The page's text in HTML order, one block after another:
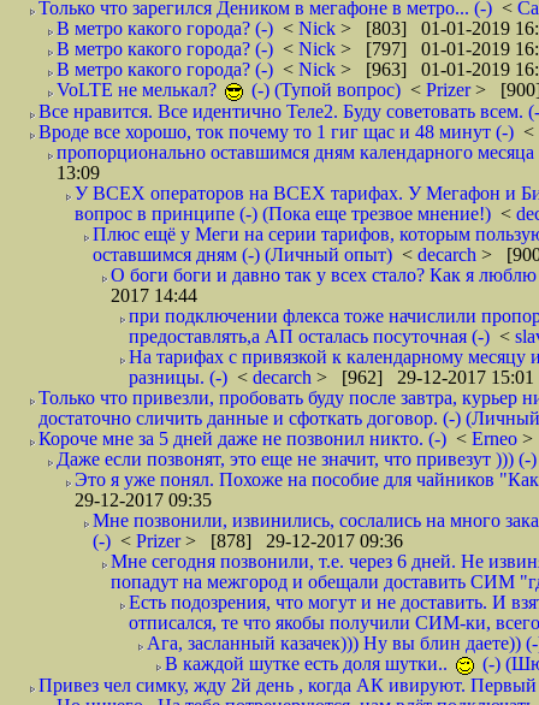
Только что зарегился Деником в мегафоне в метро... (-) <
В метро какого города? (-) < Nick > [803] 01-01-2019
В метро какого города? (-) < Nick > [797] 01-01-2019
В метро какого города? (-) < Nick > [963] 01-01-2019
VoLTE не мелькал?
(-) (Тупой вопрос) < Prizer>
Все нравится. Все идентично Теле2. Буду советовать всем.
Вроде все хорошо, ток почему то 1 гиг щас и 48 минут (-) <
пропорционально оставшимся дням календарного
13:09
У ВСЕХ операторов на ВСЕХ тарифах. У Мегафон и Би
вопрос в принципе (-) (Пока еще трезвое мнение!) <
Плюс ещё у Меги на серии тарифов, которым
оставшимся дням (-) (Личный опыт) < decarch >
О боги боги и давно так у всех стало? Как я
2017 14:44
при подключении флекса тоже начислили
предоставлять,а АП осталась посуточная (-) <
На тарифах с привязкой к календарному
разницы. (-) < decarch > [962] 29-12-2017 15:01
Только что привезли, пробовать буду после завтра,
достаточно сличить данные и сфоткать договор. (-)
Короче мне за 5 дней даже не позвонил никто. (-) < Erneo >
Даже если позвонят, это еще не значит, что привезут ))) (-)
Это я уже понял. Похоже на пособие для чайников
29-12-2017 09:35
Мне позвонили, извинились, сослались на много
(-) < Prizer> [878] 29-12-2017 09:36
Мне сегодня позвонили, т.е. через 6 дней. Не
попадут на межгород и обещали доставить СИМ
Есть подозрения, что могут и не доставить. И
отписался, те что якобы получили СИМ-ки,
Ага, засланный казачек))) Ну вы блин даете))
В каждой шутке есть доля шутки..
(-)
Привез чел симку, жду 2й день , когда АК ивируют. Первый